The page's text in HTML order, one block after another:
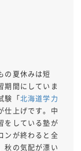
の夏休みは短
期間にしていま
験「北海道学力
仕上げです。中
をしている塾が
ンが終わると全
秋の気配が漂い